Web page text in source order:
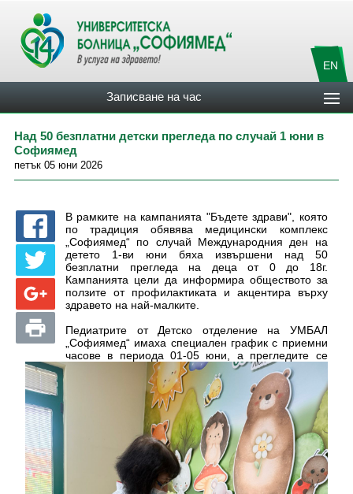
EN
Записване на час
Над 50 безплатни детски прегледа по случай 1 юни в
Софиямед
петък 05 юни 2026
В рамките на кампанията "Бъдете здрави", която
по традиция обявява медицински комплекс
„Софиямед“ по случай Международния ден на
детето 1-ви юни бяха извършени над 50
безплатни прегледа на деца от 0 до 18г.
Кампанията цели да информира обществото за
ползите от профилактиката и акцентира върху
здравето на най-малките.
Педиатрите от Детско отделение на УМБАЛ
„Софиямед“ имаха специален график с приемни
часове в периода 01-05 юни, а прегледите се